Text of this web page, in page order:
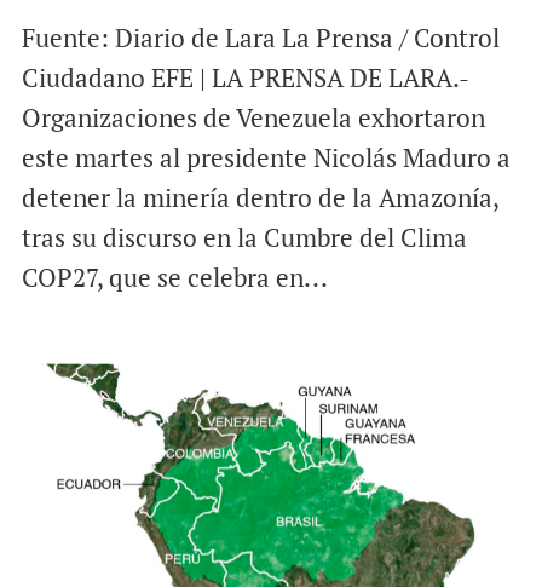
Fuente: Diario de Lara La Prensa / Control
Ciudadano EFE | LA PRENSA DE LARA.-
Organizaciones de Venezuela exhortaron
este martes al presidente Nicolás Maduro a
detener la minería dentro de la Amazonía,
tras su discurso en la Cumbre del Clima
COP27, que se celebra en...